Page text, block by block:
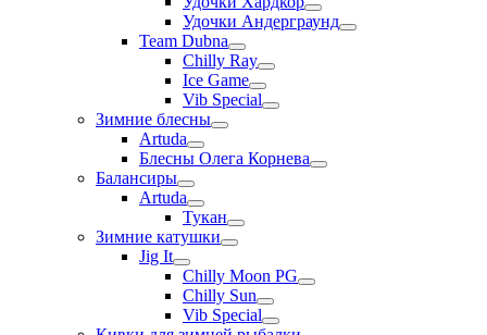
Удочки Андерграунд
Team Dubna
Chilly Ray
Ice Game
Vib Special
Зимние блесны
Artuda
Блесны Олега Корнева
Балансиры
Artuda
Тукан
Зимние катушки
Jig It
Chilly Moon PG
Chilly Sun
Vib Special